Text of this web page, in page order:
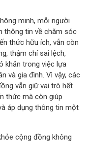
minh, mỗi người
thông tin về chăm sóc
thức hữu ích, vẫn còn
thậm chí sai lệch,
khăn trong việc lựa
và gia đình. Vì vậy, các
vẫn giữ vai trò hết
thức mà còn giúp
áp dụng thông tin một
cộng đồng không